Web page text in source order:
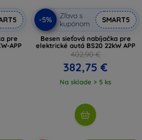
pre
APP
-5%
Zľava s
kupónom
SMART5
Besen sieťová nabíjačka pre
elektrické autá BS20 22kW APP
402,90 €
382,75 €
Na sklade > 5 ks